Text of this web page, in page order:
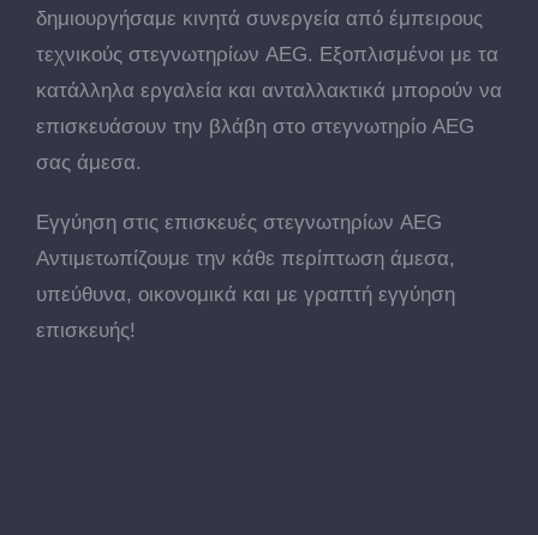
δημιουργήσαμε κινητά συνεργεία από έμπειρους
τεχνικούς στεγνωτηρίων AEG. Εξοπλισμένοι με τα
κατάλληλα εργαλεία και ανταλλακτικά μπορούν να
επισκευάσουν την βλάβη στο στεγνωτηρίο AEG
σας άμεσα.
Εγγύηση στις επισκευές στεγνωτηρίων AEG
Αντιμετωπίζουμε την κάθε περίπτωση άμεσα,
υπεύθυνα, οικονομικά και με γραπτή εγγύηση
επισκευής!